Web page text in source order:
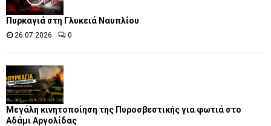
Πυρκαγιά στη Γλυκειά Ναυπλίου
26.07.2026 0
Μεγάλη κινητοποίηση της Πυροσβεστικής για φωτιά στο
Αδάμι Αργολίδας